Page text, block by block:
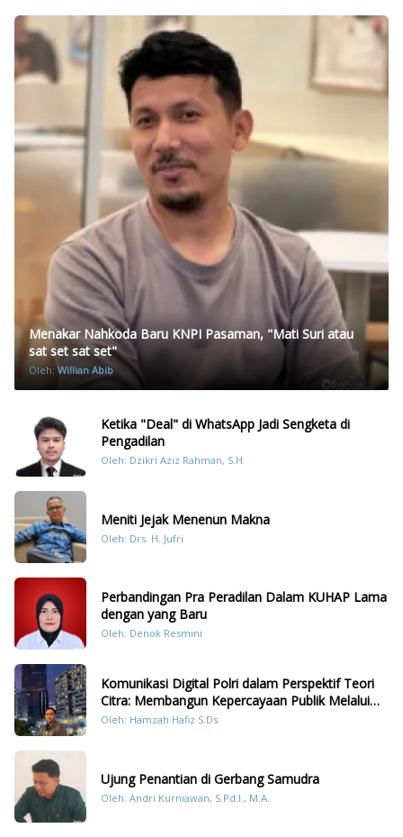
Menakar Nahkoda Baru KNPI Pasaman, "Mati Suri atau
sat set sat set"
Oleh:Willian Abib
Ketika "Deal" di WhatsApp Jadi Sengketa di
Pengadilan
Oleh: Dzikri Aziz Rahman, S.H
Meniti Jejak Menenun Makna
Oleh: Drs. H. Jufri
Perbandingan Pra Peradilan Dalam KUHAP Lama
dengan yang Baru
Oleh: Denok Resmini
Komunikasi Digital Polri dalam Perspektif Teori
Citra: Membangun Kepercayaan Publik Melalui
Konten Humanis Kesiapsiagaan Bencana di
Oleh: Hamzah Hafiz S.Ds.
Ujung Penantian di Gerbang Samudra
Oleh: Andri Kurniawan, S.Pd.I., M.A.